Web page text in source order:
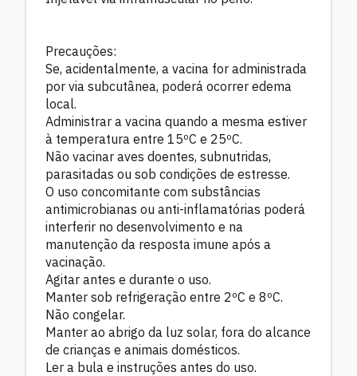
Precauções:
Se, acidentalmente, a vacina for administrada
por via subcutânea, poderá ocorrer edema
local.
Administrar a vacina quando a mesma estiver
à temperatura entre 15ºC e 25ºC.
Não vacinar aves doentes, subnutridas,
parasitadas ou sob condições de estresse.
O uso concomitante com substâncias
antimicrobianas ou anti-inflamatórias poderá
interferir no desenvolvimento e na
manutenção da resposta imune após a
vacinação.
Agitar antes e durante o uso.
Manter sob refrigeração entre 2ºC e 8ºC.
Não congelar.
Manter ao abrigo da luz solar, fora do alcance
de crianças e animais domésticos.
Ler a bula e instruções antes do uso.